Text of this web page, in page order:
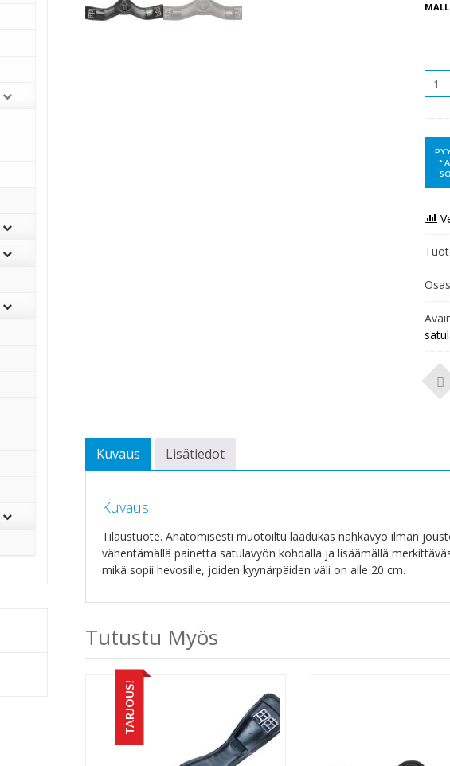
Kuvaus Lisätiedot
Kuvaus
Tilaustuote. Anatomisesti muotoiltu laadukas nahkavyö ilman
vähentämällä painetta satulavyön kohdalla ja lisäämällä
mikä sopii hevosille, joiden kyynärpäiden väli on alle 20 cm.
Tutustu Myös
TARJOUS!